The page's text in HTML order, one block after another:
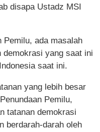
disapa Ustadz MSI
Pemilu, ada masalah
demokrasi yang saat ini
saat ini.
yang lebih besar
Pemilu,
tatanan demokrasi
berdarah-darah oleh